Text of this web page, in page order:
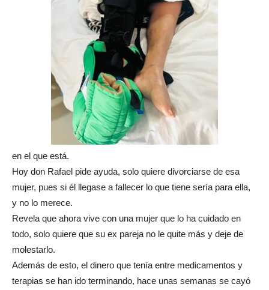
en el que está.
Hoy don Rafael pide ayuda, solo quiere divorciarse de esa
mujer, pues si él llegase a fallecer lo que tiene sería para ella,
y no lo merece.
Revela que ahora vive con una mujer que lo ha cuidado en
todo, solo quiere que su ex pareja no le quite más y deje de
molestarlo.
Además de esto, el dinero que tenía entre medicamentos y
terapias se han ido terminando, hace unas semanas se cayó